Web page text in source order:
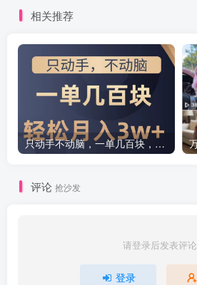
相关推荐
只动手不动脑，一单几百块，轻松月入2w+，看完就能直接操作，详细教程
评论 抢沙发
请登录后发表评论
登录